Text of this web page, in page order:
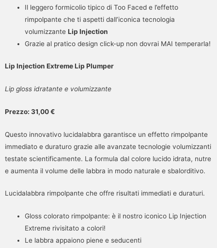
Il leggero formicolio tipico di Too Faced e l’effetto
rimpolpante che ti aspetti dall’iconica tecnologia
volumizzanteLip Injection
Grazie al pratico design click-up non dovrai MAI temperarla!
Lip Injection Extreme Lip Plumper
Lip gloss idratante e volumizzante
Prezzo: 31,00 €
Questo innovativo lucidalabbra garantisce un effetto rimpolpante
immediato e duraturo grazie alle avanzate tecnologie volumizzanti
testate scientificamente. La formula dal colore lucido idrata, nutre
e aumenta il volume delle labbra in modo naturale e sbalorditivo.
Lucidalabbra rimpolpante che offre risultati immediati e duraturi.
Gloss colorato rimpolpante: è il nostro iconico Lip Injection
Extreme rivisitato a colori!
Le labbra appaiono piene e seducenti